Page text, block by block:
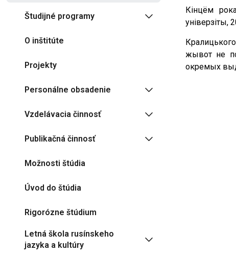
Кінцём
універзіты,
жывот не
окремых
Študijné programy
O inštitúte
Projekty
Personálne obsadenie
Vzdelávacia činnosť
Publikačná činnosť
Možnosti štúdia
Úvod do štúdia
Rigorózne štúdium
Letná škola rusínskeho
jazyka a kultúry